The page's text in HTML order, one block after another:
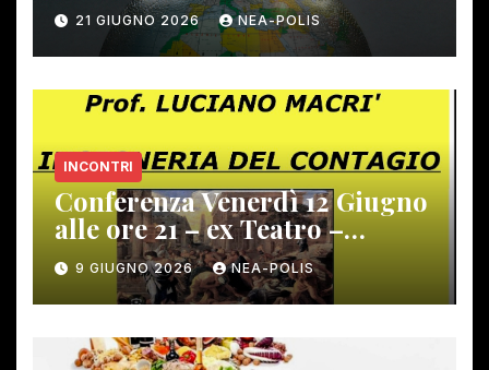
21 GIUGNO 2026 NEA-POLIS
INCONTRI
Conferenza Venerdì 12 Giugno
alle ore 21 – ex Teatro –
Gambassi Terme –
9 GIUGNO 2026 NEA-POLIS